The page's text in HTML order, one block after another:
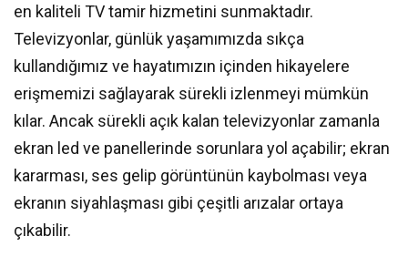
en kaliteli TV tamir hizmetini sunmaktadır.
Televizyonlar, günlük yaşamımızda sıkça
kullandığımız ve hayatımızın içinden hikayelere
erişmemizi sağlayarak sürekli izlenmeyi mümkün
kılar. Ancak sürekli açık kalan televizyonlar zamanla
ekran led ve panellerinde sorunlara yol açabilir; ekran
kararması, ses gelip görüntünün kaybolması veya
ekranın siyahlaşması gibi çeşitli arızalar ortaya
çıkabilir.